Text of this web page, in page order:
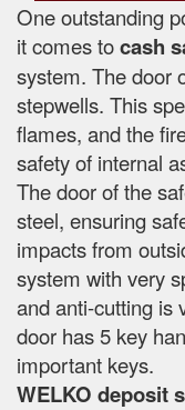
One outstanding
it comes tocash
system. The door
stepwells. This
flames, and the
safety of internal
The door of the
steel, ensuring
impacts from
system with very
and anti-cutting is
door has 5 key
important keys.
WELKO deposit